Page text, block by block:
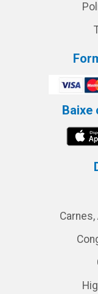
Baixe